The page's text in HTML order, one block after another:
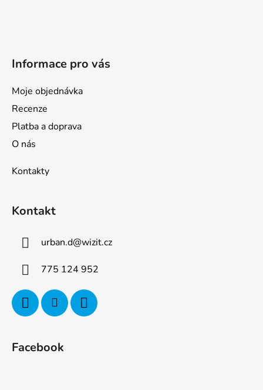
Informace pro vás
Moje objednávka
Recenze
Platba a doprava
O nás
Kontakty
Kontakt
urban.d@wizit.cz
775 124 952
Facebook